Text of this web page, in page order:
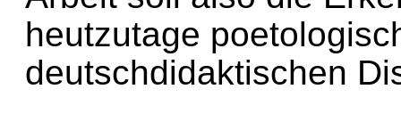
heutzutage
deutschdidaktischen